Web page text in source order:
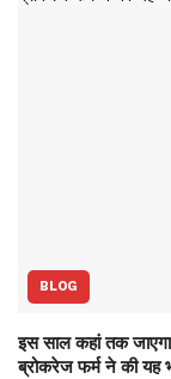
BLOG
इस साल कहां तक
ब्रोकरेज फर्म ने की यह